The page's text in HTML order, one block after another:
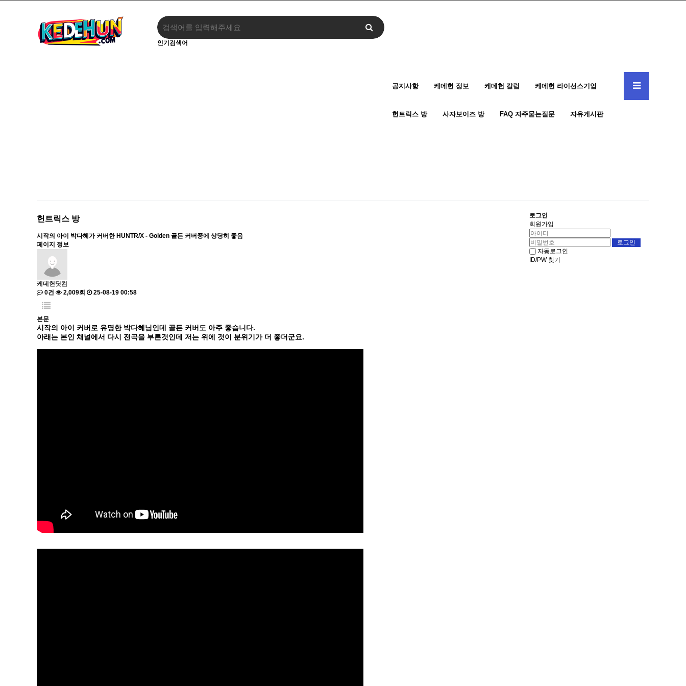
인기검색어
공지사항 케데헌 정보 케데헌 칼럼 케데헌 라이선스기업
헌트릭스 방 사자보이즈 방 FAQ 자주묻는질문 자유게시판
헌트릭스 방
시작의 아이 박다혜가 커버한 HUNTR/X - Golden 골든 커버중에 상당히 좋음
페이지 정보
케데헌닷컴
0건
2,009회 25-08-19 00:58
본문
시작의 아이 커버로 유명한 박다혜님인데 골든 커버도 아주 좋습니다.
아래는 본인 채널에서 다시 전곡을 부른것인데 저는 위에 것이 분위기가 더 좋더군요.
로그인
회원가입
자동로그인
ID/PW 찾기